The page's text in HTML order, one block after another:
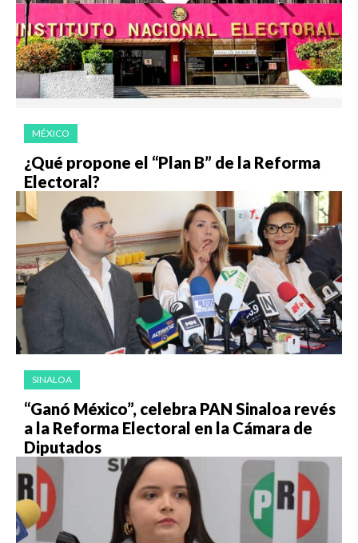
MÉXICO
¿Qué propone el “Plan B” de la Reforma
Electoral?
SINALOA
“Ganó México”, celebra PAN Sinaloa revés
a la Reforma Electoral en la Cámara de
Diputados